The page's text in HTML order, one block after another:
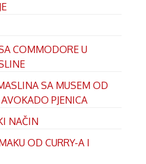
COMMODORE U
SA MUSEM OD
PJENICA
NAČIN
OD CURRY-A I